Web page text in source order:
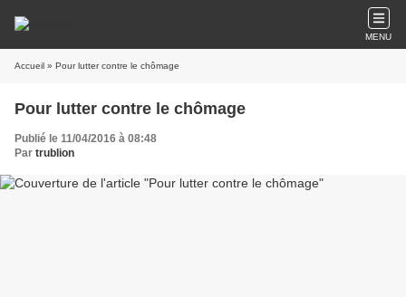
MENU
Accueil » Pour lutter contre le chômage
Pour lutter contre le chômage
Publié le 11/04/2016 à 08:48
Par trublion